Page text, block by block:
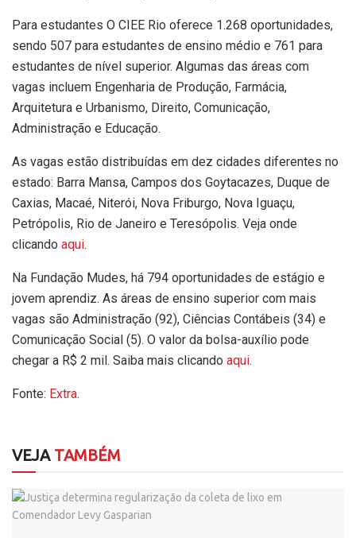
Para estudantes O CIEE Rio oferece 1.268 oportunidades,
sendo 507 para estudantes de ensino médio e 761 para
estudantes de nível superior. Algumas das áreas com
vagas incluem Engenharia de Produção, Farmácia,
Arquitetura e Urbanismo, Direito, Comunicação,
Administração e Educação.
As vagas estão distribuídas em dez cidades diferentes no
estado: Barra Mansa, Campos dos Goytacazes, Duque de
Caxias, Macaé, Niterói, Nova Friburgo, Nova Iguaçu,
Petrópolis, Rio de Janeiro e Teresópolis. Veja onde
clicando aqui.
Na Fundação Mudes, há 794 oportunidades de estágio e
jovem aprendiz. As áreas de ensino superior com mais
vagas são Administração (92), Ciências Contábeis (34) e
Comunicação Social (5). O valor da bolsa-auxílio pode
chegar a R$ 2 mil. Saiba mais clicando aqui.
Fonte: Extra.
VEJATAMBÉM